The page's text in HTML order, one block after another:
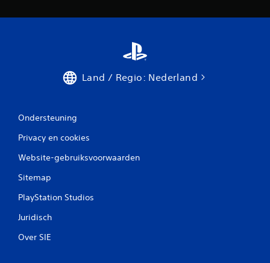
Land / Regio: Nederland
Ondersteuning
Privacy en cookies
Website-gebruiksvoorwaarden
Sitemap
PlayStation Studios
Juridisch
Over SIE